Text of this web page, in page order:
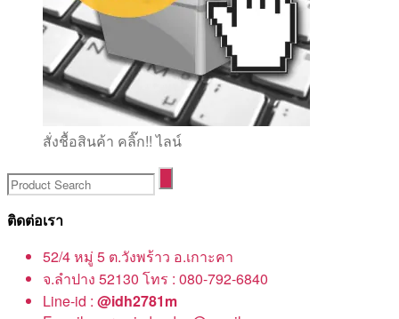
สั่งชื้อสินค้า คลิ๊ก!! ไลน์
ติดต่อเรา
52/4 หมู่ 5 ต.วังพร้าว อ.เกาะคา
จ.ลำปาง 52130 โทร : 080-792-6840
Line-id : @idh2781m